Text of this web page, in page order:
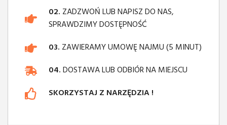
02. ZADZWOŃ LUB NAPISZ DO NAS,
SPRAWDZIMY DOSTĘPNOŚĆ
03. ZAWIERAMY UMOWĘ NAJMU (5 MINUT)
04.DOSTAWA LUB ODBIÓR NA MIEJSCU
SKORZYSTAJ Z NARZĘDZIA !